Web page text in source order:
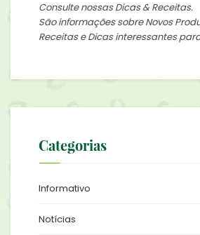
Consulte nossas Dicas & Receitas.
São informações sobre Novos
Receitas e Dicas interessantes
Categorias
Informativo
Notícias